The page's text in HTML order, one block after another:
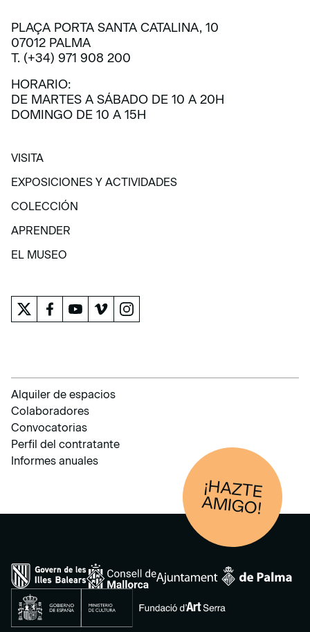
PLAÇA PORTA SANTA CATALINA, 10
07012 PALMA
T. (+34) 971 908 200
HORARIO:
DE MARTES A SÁBADO DE 10 A 20H
DOMINGO DE 10 A 15H
VISITA
VISITA
EXPOSICIONES Y ACTIVIDADES
EXPOSICIONES Y ACTIVIDADES
COLECCIÓN
COLECCIÓN
APRENDER
APRENDER
EL MUSEO
Alquiler de espacios
Colaboradores
Convocatorias
Perfil del contratante
Informes anuales
¡HAZTE
AM
IGO!